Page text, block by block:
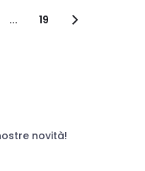
... 19
novità!